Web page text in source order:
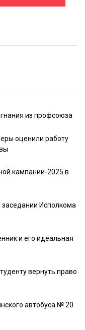
из профсоюза
оценили работу
кампании-2025 в
Исполкома
и его идеальная
вернуть право
автобуса № 20